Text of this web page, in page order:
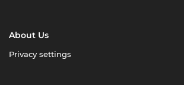
About Us
Privacy settings